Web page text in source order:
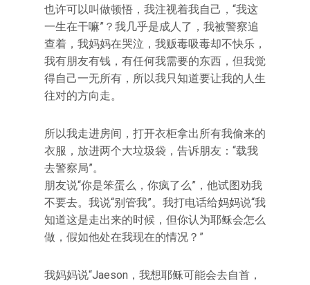
也许可以叫做顿悟，我注视着我自己，“我这
一生在干嘛”？我几乎是成人了，我被警察追
查着，我妈妈在哭泣，我贩毒吸毒却不快乐，
我有朋友有钱，有任何我需要的东西，但我觉
得自己一无所有，所以我只知道要让我的人生
往对的方向走。
所以我走进房间，打开衣柜拿出所有我偷来的
衣服，放进两个大垃圾袋，告诉朋友：“载我
去警察局”。
朋友说“你是笨蛋么，你疯了么”，他试图劝我
不要去。我说“别管我”。我打电话给妈妈说“我
知道这是走出来的时候，但你认为耶稣会怎么
做，假如他处在我现在的情况？”
我妈妈说“Jaeson，我想耶稣可能会去自首，